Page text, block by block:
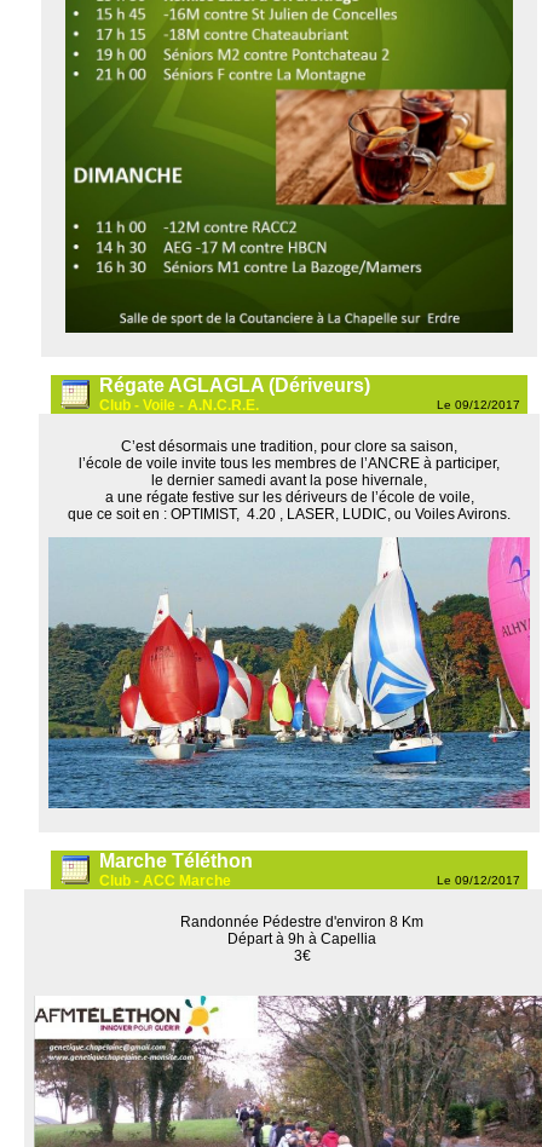
Régate AGLAGLA (Dériveurs)
Club - Voile - A.N.C.R.E. Le 09/12/2017
C’est désormais une tradition, pour clore sa saison,
l’école de voile invite tous les membres de l’ANCRE à participer,
le dernier samedi avant la pose hivernale,
a une régate festive sur les dériveurs de l’école de voile,
que ce soit en : OPTIMIST, 4.20 , LASER, LUDIC, ou Voiles Avirons.
Marche Téléthon
Club - ACC Marche Le 09/12/2017
Randonnée Pédestre d'environ 8 Km
Départ à 9h à Capellia
3€